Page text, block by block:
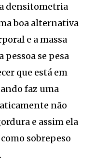
densitometria
boa alternativa
e a massa
pessoa se pesa
que está em
faz uma
não
e assim ela
sobrepeso